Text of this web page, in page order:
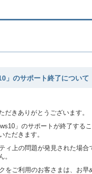
のサポート終了について
きありがとうございます。
」のサポートが終了する
ただきます。
ィ上の問題が発見された場
。
ご利用のお客さまは、お早